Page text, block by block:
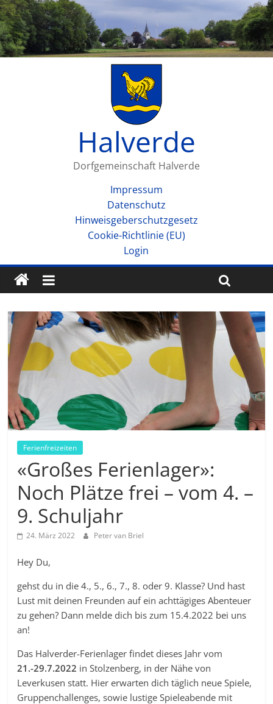
Halverde
Dorfgemeinschaft Halverde
Impressum
Datenschutz
Hinweisgeberschutzgesetz
Cookie-Richtlinie (EU)
Login
Ferienfreizeiten
«Großes Ferienlager»:
Noch Plätze frei – vom 4. –
9. Schuljahr
24. März 2022 Peter van Briel
Hey Du,
gehst du in die 4., 5., 6., 7., 8. oder 9. Klasse? Und hast
Lust mit deinen Freunden auf ein achttägiges Abenteuer
zu gehen? Dann melde dich bis zum 15.4.2022 bei uns
an!
Das Halverder-Ferienlager findet dieses Jahr vom
21.-29.7.2022 in Stolzenberg, in der Nähe von
Leverkusen statt. Hier erwarten dich täglich neue Spiele,
Gruppenchallenges, sowie lustige Spieleabende mit